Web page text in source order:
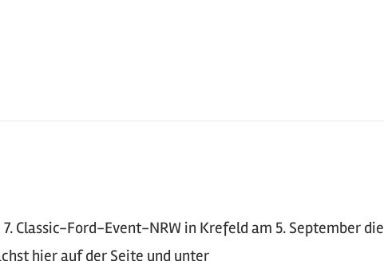
Classic-Ford-Event-NRW in Krefeld am 5. September die
hier auf der Seite und unter